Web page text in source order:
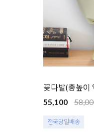
꽃다발(총높이
55,100
전국당일배송